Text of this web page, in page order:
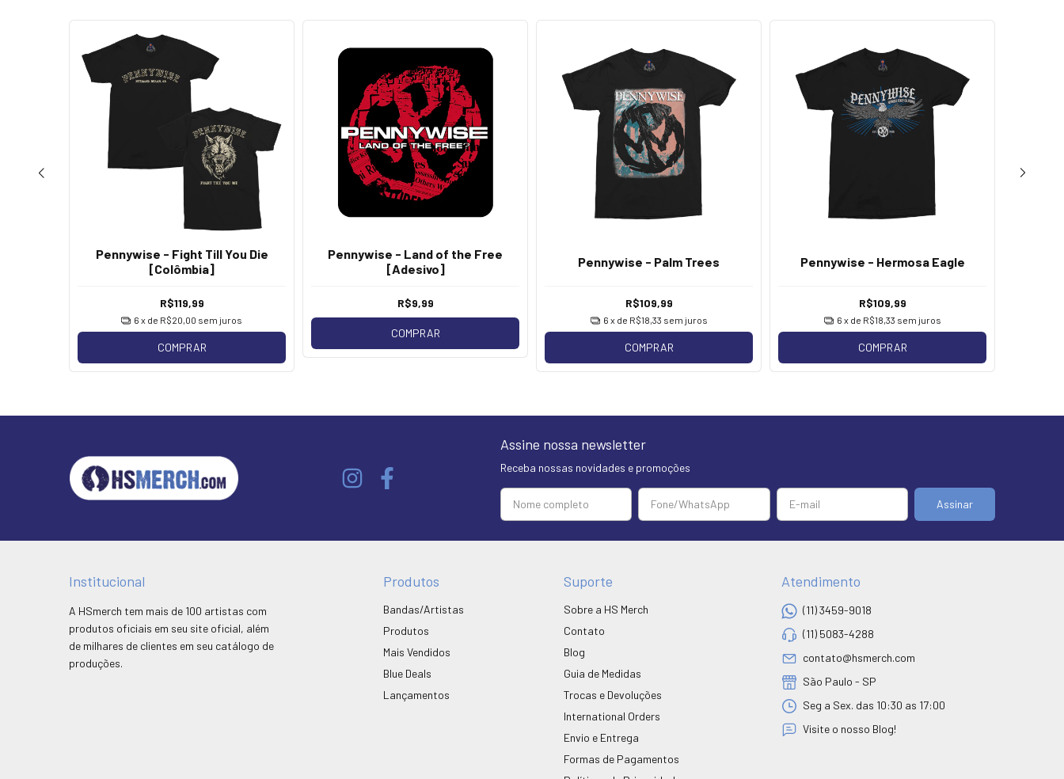
Pennywise - Fight Till You Die
[Colômbia]
R$119,99
6 x de R$20,00 sem juros
COMPRAR
Pennywise - Land of the Free
[Adesivo]
R$9,99
COMPRAR
Pennywise - Palm Trees
R$109,99
6 x de R$18,33 sem juros
COMPRAR
Pennywise - Hermosa Eagle
R$109,99
6 x de R$18,33 sem juros
COMPRAR
Assine nossa newsletter
Receba nossas novidades e promoções
Institucional
A HSmerch tem mais de 100 artistas com
produtos oficiais em seu site oficial, além
de milhares de clientes em seu catálogo de
produções.
Produtos
Bandas/Artistas
Produtos
Mais Vendidos
Blue Deals
Lançamentos
Suporte
Sobre a HS Merch
Contato
Blog
Guia de Medidas
Trocas e Devoluções
International Orders
Envio e Entrega
Formas de Pagamentos
Atendimento
(11) 3459-9018
(11) 5083-4288
contato@hsmerch.com
São Paulo - SP
Seg a Sex. das 10:30 as 17:00
Visite o nosso Blog!